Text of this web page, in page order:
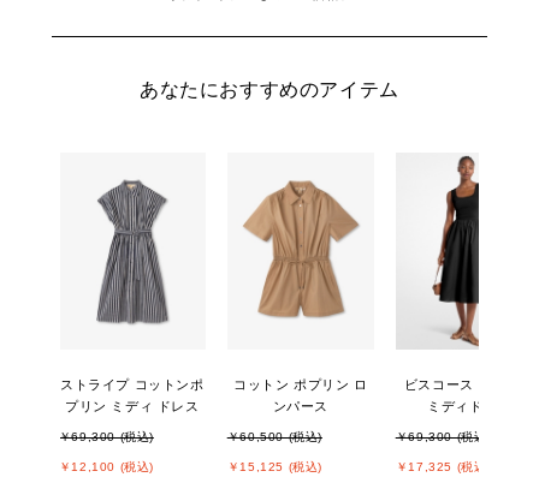
あなたにおすすめのアイテム
ストライプ コットンポ
プリン ミディ ドレス
￥69,300 (税込)
￥12,100 (税込)
コットン ポプリン ロ
ンパース
￥60,500 (税込)
￥15,125 (税込)
ビスコース ブレンド
ミディドレス
￥69,300 (税込)
￥17,325 (税込)